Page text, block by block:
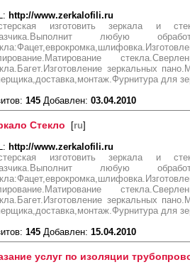
http://www.zerkalofili.ru
изготовить зеркала и
любую
зеркальных
для
145 Добавлен: 03.04.2010
Стекло [ru]
http://www.zerkalofili.ru
изготовить зеркала и
любую
зеркальных
для
145 Добавлен: 15.04.2010
услуг по изоляции